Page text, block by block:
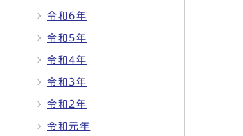
令和6年
令和5年
令和4年
令和3年
令和2年
令和元年